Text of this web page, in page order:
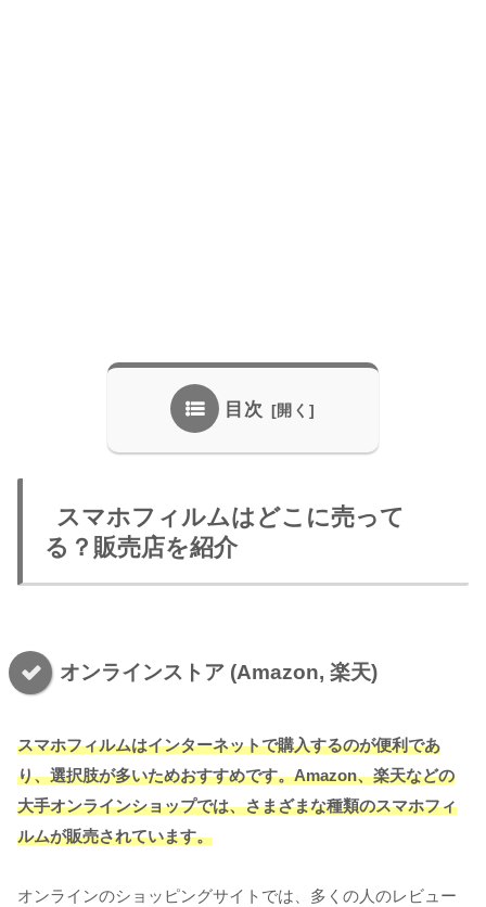
目次
スマホフィルムはどこに売って
る？販売店を紹介
オンラインストア (Amazon, 楽天)
スマホフィルムはインターネットで購入するのが便利であ
り、選択肢が多いためおすすめです。Amazon、楽天などの
大手オンラインショップでは、さまざまな種類のスマホフィ
ルムが販売されています。
オンラインのショッピングサイトでは、多くの人のレビュー